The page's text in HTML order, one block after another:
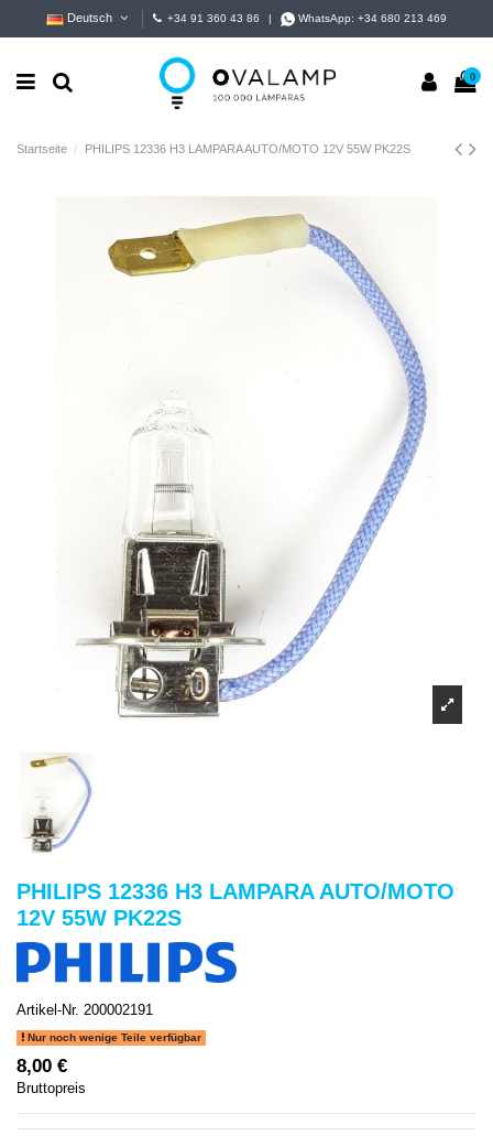
Deutsch +34 91 360 43 86 WhatsApp:+34 680 213 469
0
Startseite PHILIPS 12336 H3 LAMPARA AUTO/MOTO 12V 55W PK22S
PHILIPS 12336 H3 LAMPARA AUTO/MOTO
12V 55W PK22S
Artikel-Nr. 200002191
Nur noch wenige Teile verfügbar
8,00 €
Bruttopreis